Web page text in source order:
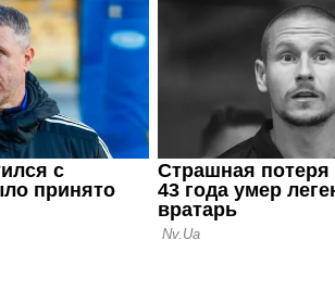
Дэвид
делать
16.03.26 11:44
Бруну
у нас
делать то